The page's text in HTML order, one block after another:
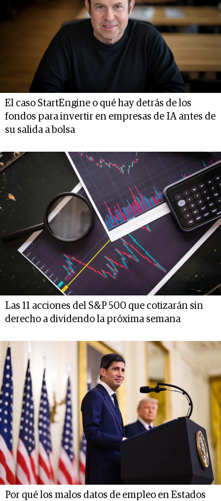
El caso StartEngine o qué hay detrás de los
fondos para invertir en empresas de IA antes de
su salida a bolsa
Las 11 acciones del S&P 500 que cotizarán sin
derecho a dividendo la próxima semana
Por qué los malos datos de empleo en Estados